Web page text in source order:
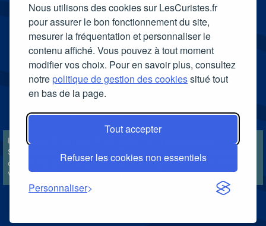
Nous utilisons des cookies sur LesCuristes.fr
pour assurer le bon fonctionnement du site,
mesurer la fréquentation et personnaliser le
contenu affiché. Vous pouvez à tout moment
modifier vos choix. Pour en savoir plus, consultez
notrepolitique de gestion des cookiessitué tout
en bas de la page.
Tout accepter
Refuser les cookies non essentiels
Personnaliser
Spa Thermal de Bourbonne-les-Bains
Grand Spa thermal
Carte cadeau spa Vichy
Carte cadeau spa Bagnoles-de-l'Orne
Carte cadeau spa Saubusse
Carte cadeau spa Châtel-Guyon
LesCuristes.fr participe et est conforme à l'ensemble des
Spécifications et Politiques du Transparency & Consent Framework
de l'IAB Europe et utilise la Consent Management Platform n°92.
Vous pouvez modifier vos choix à tout moment encliquant ici.